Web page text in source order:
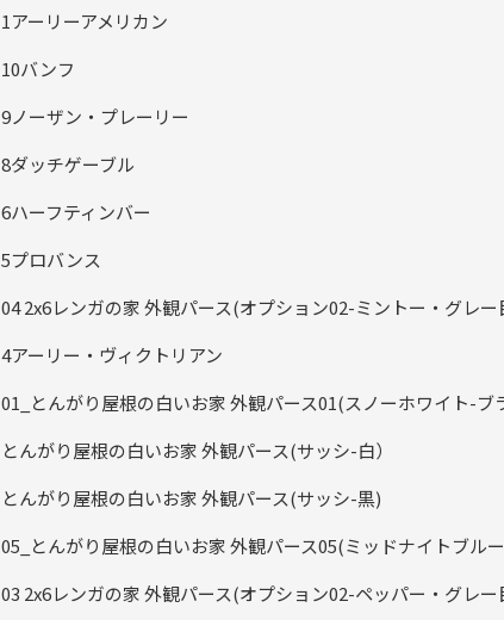
1アーリーアメリカン
10バンフ
9ノーザン・プレーリー
8ダッチゲーブル
6ハーフティンバー
5プロバンス
04 2x6レンガの家 外観パース(オプション02-ミントー・グレー
4アーリー・ヴィクトリアン
01_とんがり屋根の白いお家 外観パース01(スノーホワイト-ブ
とんがり屋根の白いお家 外観パース(サッシ-白）
とんがり屋根の白いお家 外観パース(サッシ-黒)
05_とんがり屋根の白いお家 外観パース05(ミッドナイトブル
03 2x6レンガの家 外観パース(オプション02-ペッパー・グレー